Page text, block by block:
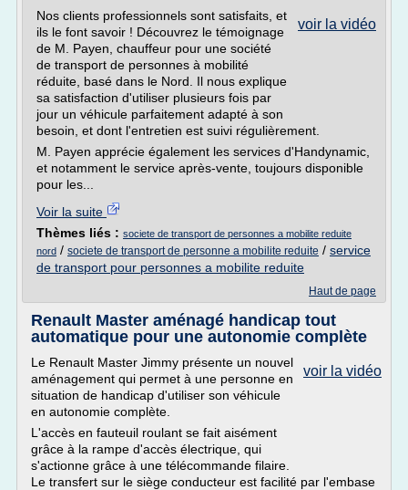
voir la vidéo
Nos clients professionnels sont satisfaits, et
ils le font savoir ! Découvrez le témoignage
de M. Payen, chauffeur pour une société
de transport de personnes à mobilité
réduite, basé dans le Nord. Il nous explique
sa satisfaction d'utiliser plusieurs fois par
jour un véhicule parfaitement adapté à son
besoin, et dont l'entretien est suivi régulièrement.
M. Payen apprécie également les services d'Handynamic,
et notamment le service après-vente, toujours disponible
pour les...
Voir la suite
Thèmes liés : societe de transport de personnes a mobilite reduite
nord / societe de transport de personne a mobilite reduite / service
de transport pour personnes a mobilite reduite
Haut de page
Renault Master aménagé handicap tout
automatique pour une autonomie complète
voir la vidéo
Le Renault Master Jimmy présente un nouvel
aménagement qui permet à une personne en
situation de handicap d'utiliser son véhicule
en autonomie complète.
L'accès en fauteuil roulant se fait aisément
grâce à la rampe d'accès électrique, qui
s'actionne grâce à une télécommande filaire.
Le transfert sur le siège conducteur est facilité par l'embase